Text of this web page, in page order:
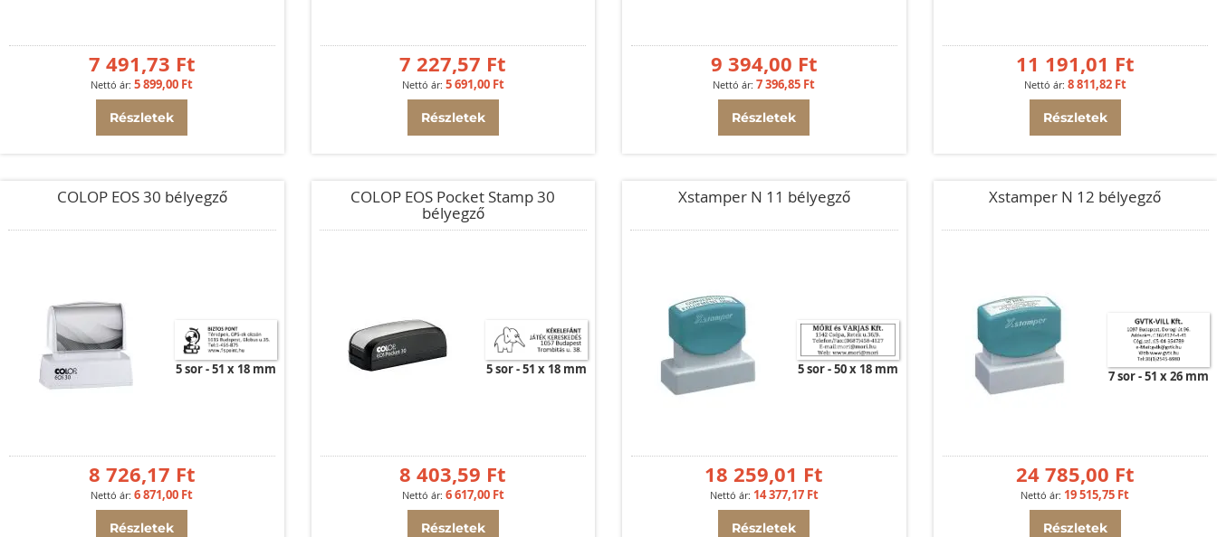
7 491,73 Ft
5 899,00 Ft
Részletek
7 227,57 Ft
5 691,00 Ft
Részletek
9 394,00 Ft
7 396,85 Ft
Részletek
11 191,01 Ft
8 811,82 Ft
Részletek
COLOP EOS 30 bélyegző
5 sor 51 x 18 mm
8 726,17 Ft
6 871,00 Ft
Részletek
COLOP EOS Pocket Stamp 30
bélyegző
5 sor 51 x 18 mm
8 403,59 Ft
6 617,00 Ft
Részletek
Xstamper N 11 bélyegző
5 sor 50 x 18 mm
18 259,01 Ft
14 377,17 Ft
Részletek
Xstamper N 12 bélyegző
7 sor 51 x 26 mm
24 785,00 Ft
19 515,75 Ft
Részletek